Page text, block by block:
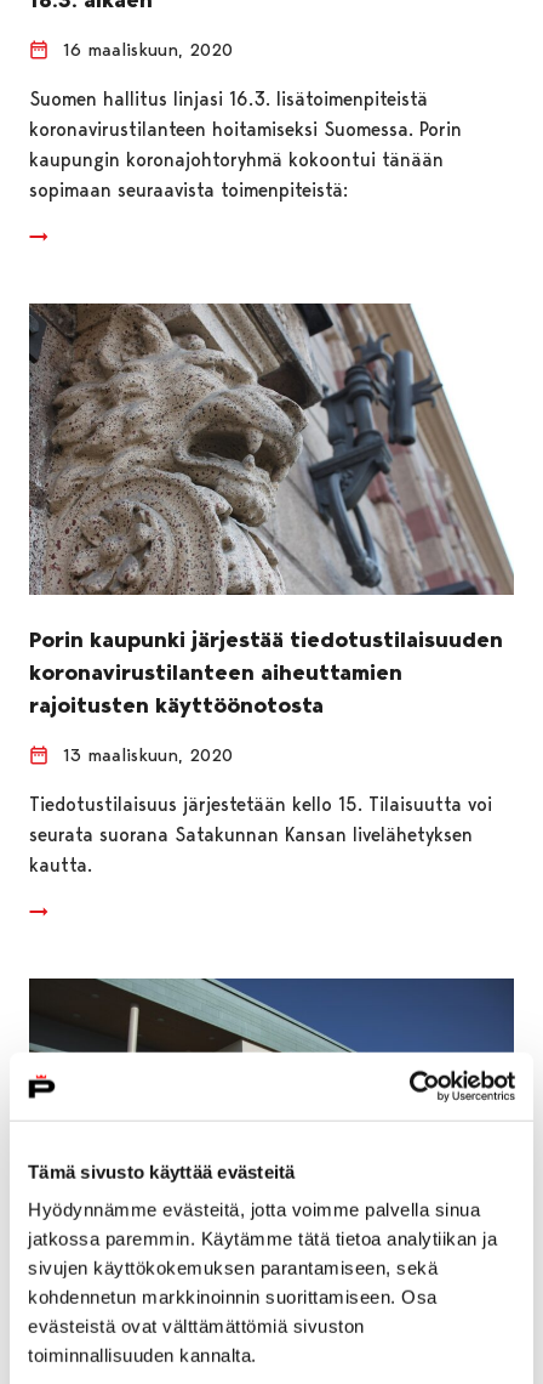
Tämä sivusto käyttää evästeitä
Hyödynnämme evästeitä, jotta voimme palvella sinua
jatkossa paremmin. Käytämme tätä tietoa analytiikan ja
sivujen käyttökokemuksen parantamiseen, sekä
kohdennetun markkinoinnin suorittamiseen. Osa
evästeistä ovat välttämättömiä sivuston
toiminnallisuuden kannalta.
16 maaliskuun, 2020
Suomen hallitus linjasi 16.3. lisätoimenpiteistä
koronavirustilanteen hoitamiseksi Suomessa. Porin
kaupungin koronajohtoryhmä kokoontui tänään
sopimaan seuraavista toimenpiteistä:
Porin kaupunki järjestää tiedotustilaisuuden
koronavirustilanteen aiheuttamien
rajoitusten käyttöönotosta
13 maaliskuun, 2020
Tiedotustilaisuus järjestetään kello 15. Tilaisuutta voi
seurata suorana Satakunnan Kansan livelähetyksen
kautta.
Pori rajoittaa tilojensa käyttöä ja toivoo
asukkailta yhteistyötä koronaviruksen